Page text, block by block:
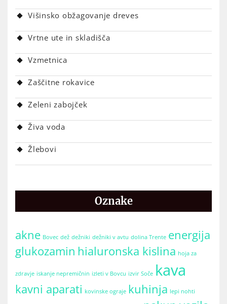
Višinsko obžagovanje dreves
Vrtne ute in skladišča
Vzmetnica
Zaščitne rokavice
Zeleni zabojček
Živa voda
Žlebovi
Oznake
akne Bovec dež dežniki dežniki v avtu dolina Trente energija
glukozamin hialuronska kislina hoja za
zdravje iskanje nepremičnin izleti v Bovcu izvir Soče kava
kavni aparati kovinske ograje kuhinja lepi nohti